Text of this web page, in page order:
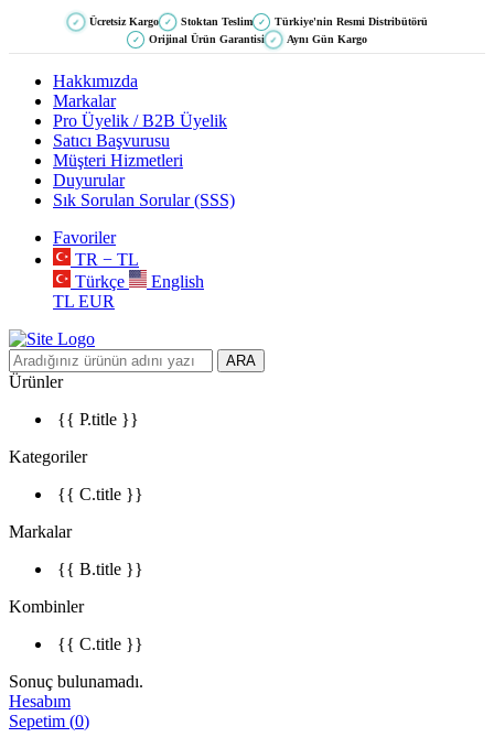
✓ Ücretsiz Kargo ✓ Stoktan Teslim ✓ Türkiye'nin Resmi Distribütörü
✓ Orijinal Ürün Garantisi ✓ Aynı Gün Kargo
Hakkımızda
Markalar
Pro Üyelik / B2B Üyelik
Satıcı Başvurusu
Müşteri Hizmetleri
Duyurular
Sık Sorulan Sorular (SSS)
Favoriler
TR − TL
Türkçe
English
TL EUR
ARA
Ürünler
{{ P.title }}
Kategoriler
{{ C.title }}
Markalar
{{ B.title }}
Kombinler
{{ C.title }}
Sonuç bulunamadı.
Hesabım
Sepetim (0)